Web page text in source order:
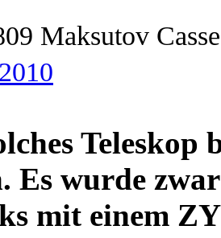
Maksutov
Teleskop
Es wurde
mit einem